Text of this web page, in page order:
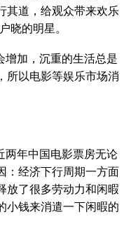
其道，给观众带来欢乐
晓的明星。
增加，沉重的生活总是
所以电影等娱乐市场消
两年中国电影票房无论
：经济下行周期一方面
放了很多劳动力和闲暇
小钱来消遣一下闲暇的